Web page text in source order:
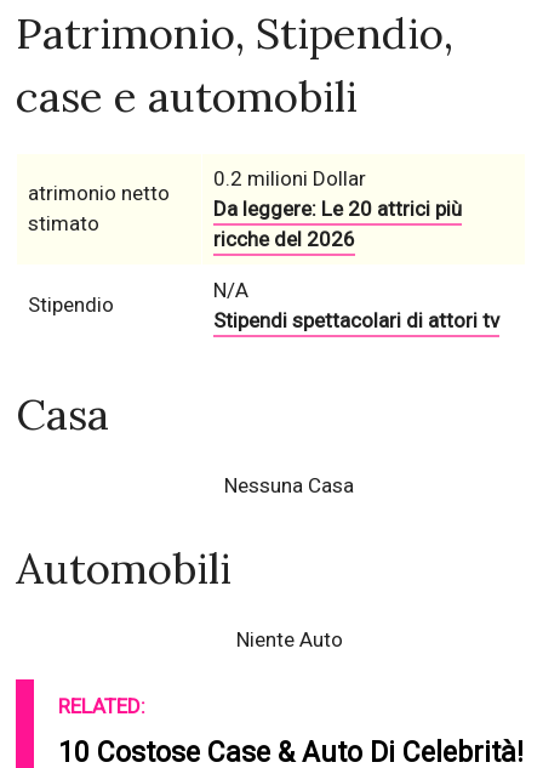
Patrimonio, Stipendio,
case e automobili
atrimonio netto
stimato
0.2 milioni Dollar
Da leggere: Le 20 attrici più
ricche del 2026
Stipendio
N/A
Stipendi spettacolari di attori tv
Casa
Nessuna Casa
Automobili
Niente Auto
RELATED:
10 Costose Case & Auto Di Celebrità!